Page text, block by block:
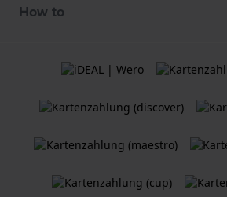
How to